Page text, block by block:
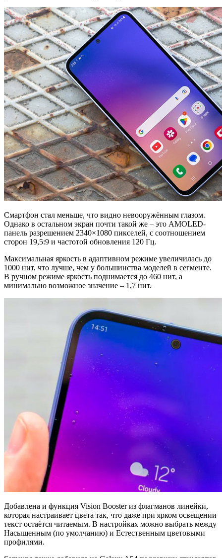
Смартфон стал меньше, что видно невооружённым глазом.
Однако в остальном экран почти такой же – это AMOLED-
панель разрешением 2340×1080 пикселей, с соотношением
сторон 19,5:9 и частотой обновления 120 Гц.
Максимальная яркость в адаптивном режиме увеличилась до
1000 нит, что лучше, чем у большинства моделей в сегменте.
В ручном режиме яркость поднимается до 460 нит, а
минимально возможное значение – 1,7 нит.
Добавлена и функция Vision Booster из флагманов линейки,
которая настраивает цвета так, что даже при ярком освещении
текст остаётся читаемым. В настройках можно выбрать между
Насыщенным (по умолчанию) и Естественным цветовыми
профилями.